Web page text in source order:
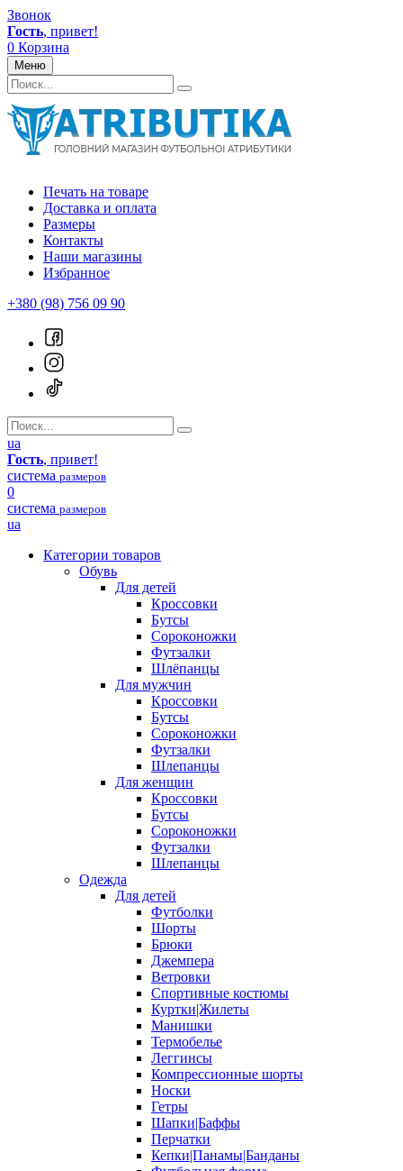
Звонок
Гость, привет!
0 Корзина
Меню
Печать на товаре
Доставка и оплата
Размеры
Контакты
Наши магазины
Избранное
+380 (98) 756 09 90
ua
Гость, привет!
система размеров
0
система размеров
ua
Категории товаров
Обувь
Для детей
Кроссовки
Бутсы
Сороконожки
Футзалки
Шлёпанцы
Для мужчин
Кроссовки
Бутсы
Сороконожки
Футзалки
Шлепанцы
Для женщин
Кроссовки
Бутсы
Сороконожки
Футзалки
Шлепанцы
Одежда
Для детей
Футболки
Шорты
Брюки
Джемпера
Ветровки
Спортивные костюмы
Куртки|Жилеты
Манишки
Термобелье
Леггинсы
Компрессионные шорты
Носки
Гетры
Шапки|Баффы
Перчатки
Кепки|Панамы|Банданы